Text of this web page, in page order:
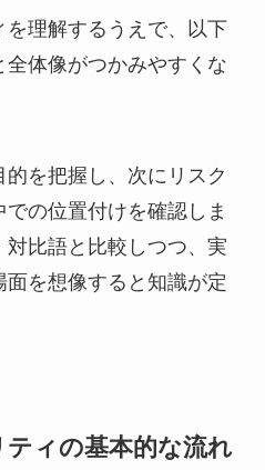
を理解するうえで、以下
体像がつかみやすくな
を把握し、次にリスク
の位置付けを確認しま
比語と比較しつつ、実
を想像すると知識が定
ィの基本的な流れ